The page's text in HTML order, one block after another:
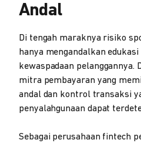
Andal
Di tengah maraknya risiko
hanya mengandalkan
kewaspadaan pelanggannya.
mitra pembayaran yang
andal dan kontrol transaksi
penyalahgunaan dapat
Sebagai perusahaan fintech